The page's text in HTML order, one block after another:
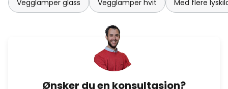
Vegglamper glass Vegglamper hvit Med flere
Ønsker du en konsultasjon?